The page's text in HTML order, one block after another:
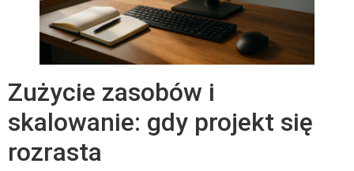
Zużycie zasobów i
skalowanie: gdy projekt się
rozrasta